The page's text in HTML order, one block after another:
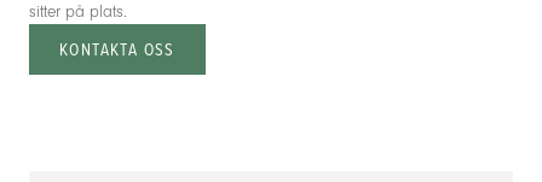
sitter på plats.
KONTAKTA OSS